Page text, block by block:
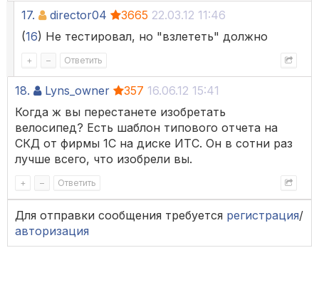
17. director04 3665 22.03.12 11:46
(16) Не тестировал, но "взлететь" должно
+ – Ответить
18. Lyns_owner 357 16.06.12 15:41
Когда ж вы перестанете изобретать
велосипед? Есть шаблон типового отчета на
СКД от фирмы 1С на диске ИТС. Он в сотни раз
лучше всего, что изобрели вы.
+ – Ответить
Для отправки сообщения требуется регистрация/
авторизация